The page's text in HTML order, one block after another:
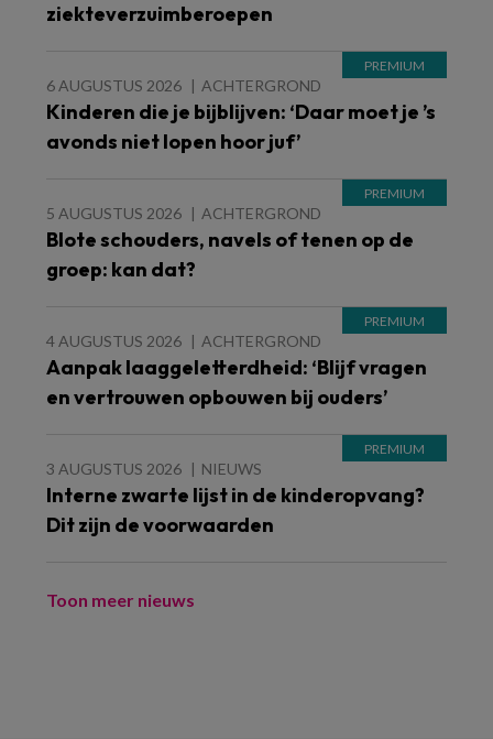
ziekteverzuimberoepen
6 AUGUSTUS 2026 ACHTERGROND
Kinderen die je bijblijven: ‘Daar moet je ’s
avonds niet lopen hoor juf’
5 AUGUSTUS 2026 ACHTERGROND
Blote schouders, navels of tenen op de
groep: kan dat?
4 AUGUSTUS 2026 ACHTERGROND
Aanpak laaggeletterdheid: ‘Blijf vragen
en vertrouwen opbouwen bij ouders’
3 AUGUSTUS 2026 NIEUWS
Interne zwarte lijst in de kinderopvang?
Dit zijn de voorwaarden
Toon meer nieuws